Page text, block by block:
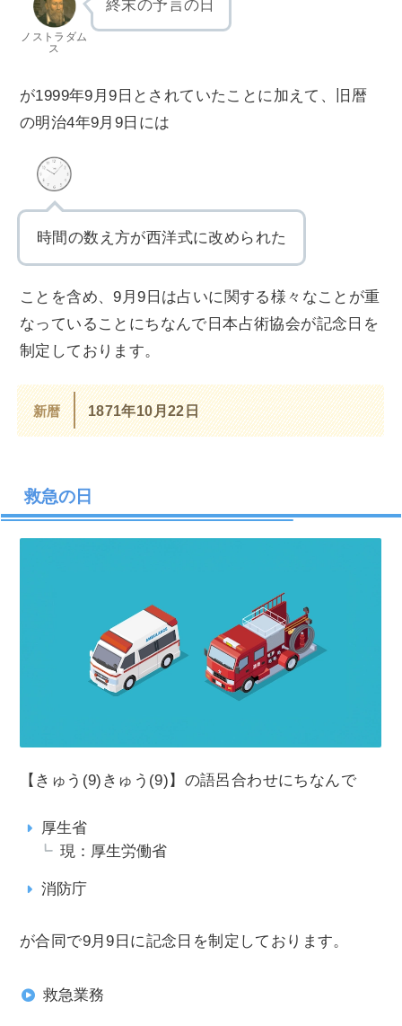
ノストラダム
ス
終末の予言の日
が1999年9月9日とされていたことに加えて、旧暦
の明治4年9月9日には
時間の数え方が西洋式に改められた
ことを含め、9月9日は占いに関する様々なことが重
なっていることにちなんで日本占術協会が記念日を
制定しております。
新暦 1871年10月22日
救急の日
【きゅう(9)きゅう(9)】の語呂合わせにちなんで
厚生省
現：厚生労働省
消防庁
が合同で9月9日に記念日を制定しております。
救急業務